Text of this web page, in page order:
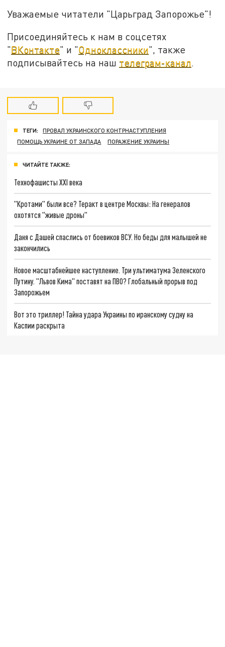
Уважаемые читатели "Царьград Запорожье"!
Присоединяйтесь к нам в соцсетях
"ВКонтакте" и "Одноклассники", также
подписывайтесь на наш телеграм-канал.
ТЕГИ:
ПРОВАЛ УКРАИНСКОГО КОНТРНАСТУПЛЕНИЯ
ПОМОЩЬ УКРАИНЕ ОТ ЗАПАДА
ПОРАЖЕНИЕ УКРАИНЫ
ЧИТАЙТЕ ТАКЖЕ:
Технофашисты XXI века
"Кротами" были все? Теракт в центре Москвы: На генералов
охотятся "живые дроны"
Даня с Дашей спаслись от боевиков ВСУ. Но беды для малышей не
закончились
Новое масштабнейшее наступление. Три ультиматума Зеленского
Путину. "Львов Кима" поставят на ПВО? Глобальный прорыв под
Запорожьем
Вот это триллер! Тайна удара Украины по иранскому судну на
Каспии раскрыта